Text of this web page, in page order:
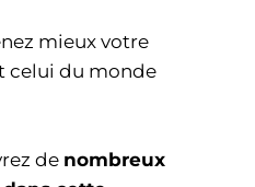
mieux votre
celui du monde
de nombreux